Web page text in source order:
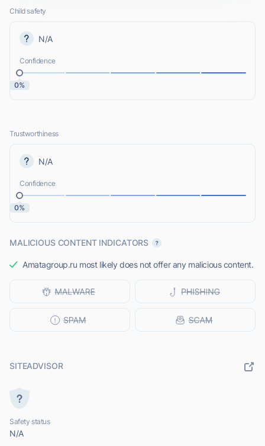
Child safety
N/A
Confidence
0%
Trustworthiness
N/A
Confidence
0%
MALICIOUS CONTENT INDICATORS
Amatagroup.ru most likely does not offer any malicious content.
SITEADVISOR
Safety status
N/A